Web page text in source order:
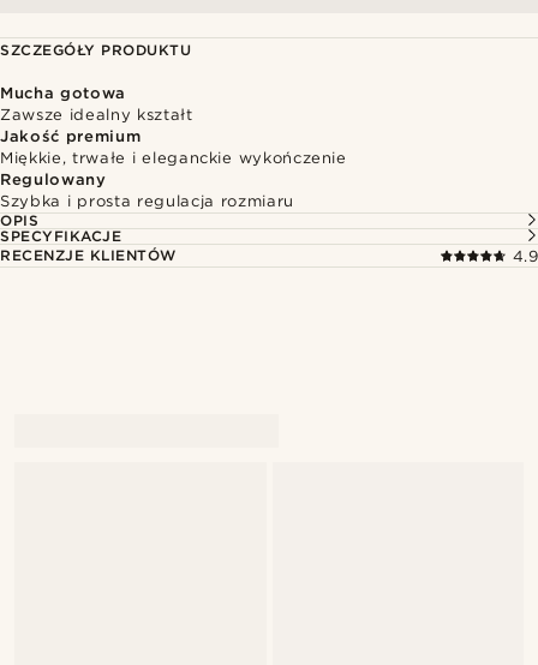
SZCZEGÓŁY PRODUKTU
Mucha gotowa
Zawsze idealny kształt
Jakość premium
Miękkie, trwałe i eleganckie wykończenie
Regulowany
Szybka i prosta regulacja rozmiaru
OPIS
SPECYFIKACJE
RECENZJE KLIENTÓW
4.9